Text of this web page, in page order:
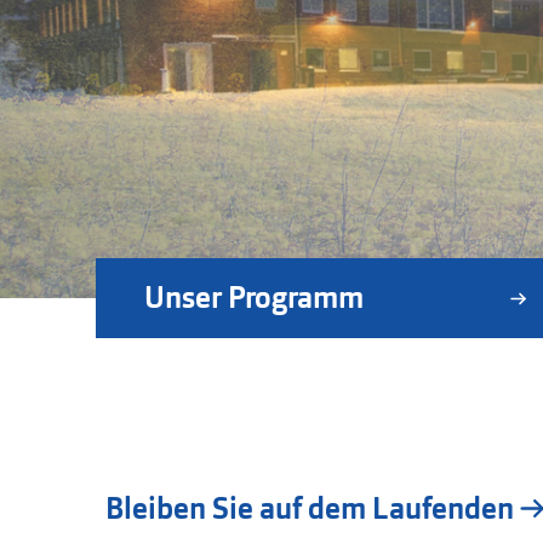
Unser Programm
Bleiben Sie auf dem Laufenden